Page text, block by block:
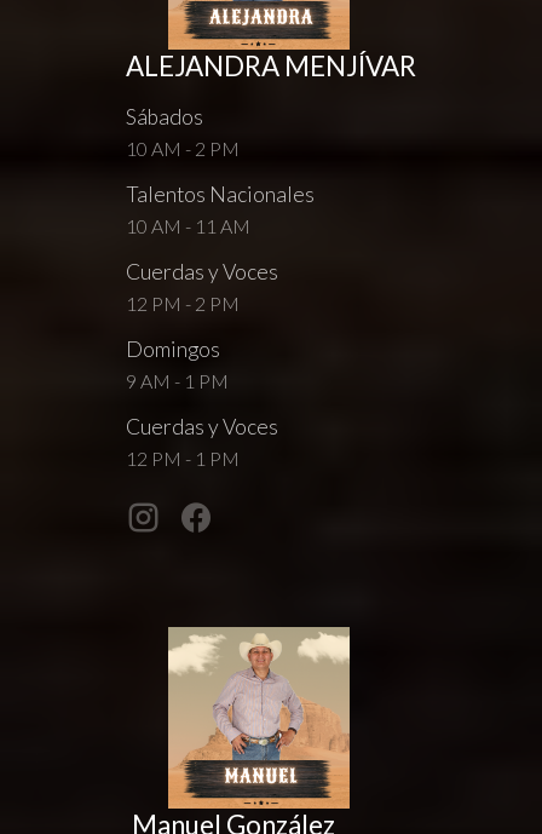
ALEJANDRA MENJÍVAR
Sábados
10 AM - 2 PM
Talentos Nacionales
10 AM - 11 AM
Cuerdas y Voces
12 PM - 2 PM
Domingos
9 AM - 1 PM
Cuerdas y Voces
12 PM - 1 PM
Manuel González